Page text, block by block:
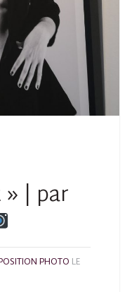
| par
PHOTO LE